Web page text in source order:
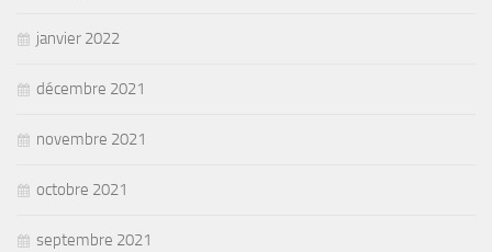
janvier 2022
décembre 2021
novembre 2021
octobre 2021
septembre 2021